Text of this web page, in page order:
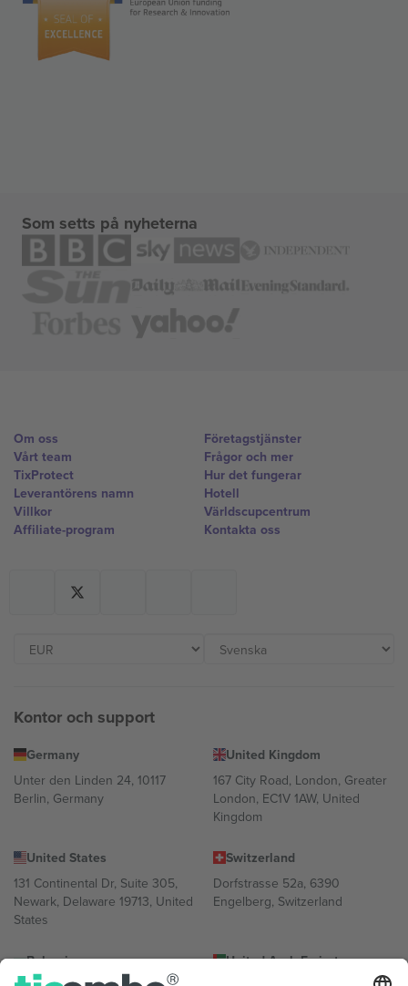
Som setts på nyheterna
Om oss
Vårt team
TixProtect
Leverantörens namn
Villkor
Affiliate-program
Företagstjänster
Frågor och mer
Hur det fungerar
Hotell
Världscupcentrum
Kontakta oss
Kontor och support
Germany
Unter den Linden 24, 10117
Berlin, Germany
United Kingdom
167 City Road, London, Greater
London, EC1V 1AW, United
Kingdom
United States
131 Continental Dr, Suite 305,
Newark, Delaware 19713, United
States
Switzerland
Dorfstrasse 52a, 6390
Engelberg, Switzerland
Bulgaria
United Arab Emirates